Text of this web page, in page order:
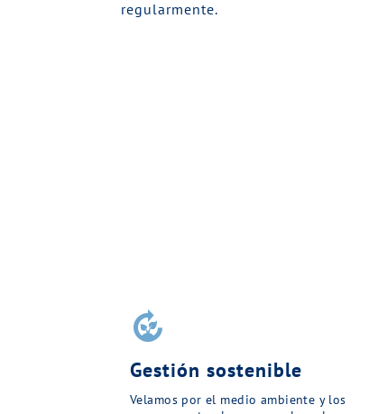
regularmente.
compost
Gestión sostenible
Velamos por el medio ambiente y los